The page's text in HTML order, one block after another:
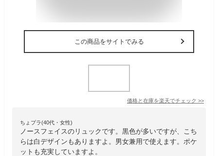
この商品をサイトでみる
価格と在庫を楽天でチェック >>
ちょプラ(40代・女性)
ノースフェイスのリュックです。黒色が多いですが、こち
らは白デザインもありますよ。男女兼用で使えます。ポケ
ットも充実していますよ。